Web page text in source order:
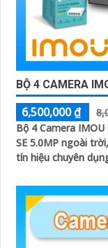
BỘ 4 CAMERA
6,500,000 ₫
Bộ 4 Camera
SE 5.0MP ngoài
tín hiệu chuyên